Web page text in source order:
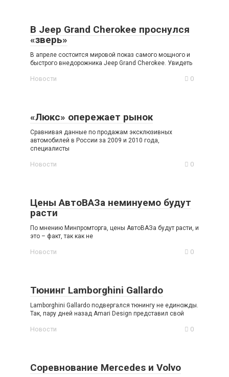
В Jeep Grand Cherokee проснулся
«зверь»
В апреле состоится мировой показ самого мощного и
быстрого внедорожника Jeep Grand Cherokee. Увидеть
Новости 0
«Люкс» опережает рынок
Сравнивая данные по продажам эксклюзивных
автомобилей в России за 2009 и 2010 года,
специалисты
Новости 0
Цены АвтоВАЗа неминуемо будут
расти
По мнению Минпромторга, цены АвтоВАЗа будут расти, и
это – факт, так как не
Новости 0
Тюнинг Lamborghini Gallardo
Lamborghini Gallardo подвергался тюнингу не единожды.
Так, пару дней назад Amari Design представил свой
Новости 0
Соревнование Mercedes и Volvo